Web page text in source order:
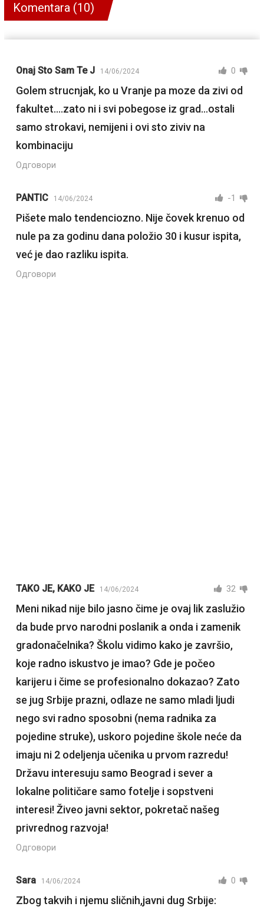
Komentara (10)
Onaj Sto Sam Te J 14/06/2024 0
Golem strucnjak, ko u Vranje pa moze da zivi od
fakultet….zato ni i svi pobegose iz grad…ostali
samo strokavi, nemijeni i ovi sto ziviv na
kombinaciju
Одговори
PANTIC 14/06/2024 -1
Pišete malo tendenciozno. Nije čovek krenuo od
nule pa za godinu dana položio 30 i kusur ispita,
već je dao razliku ispita.
Одговори
TAKO JE, KAKO JE 14/06/2024 32
Meni nikad nije bilo jasno čime je ovaj lik zaslužio
da bude prvo narodni poslanik a onda i zamenik
gradonačelnika? Školu vidimo kako je završio,
koje radno iskustvo je imao? Gde je počeo
karijeru i čime se profesionalno dokazao? Zato
se jug Srbije prazni, odlaze ne samo mladi ljudi
nego svi radno sposobni (nema radnika za
pojedine struke), uskoro pojedine škole neće da
imaju ni 2 odeljenja učenika u prvom razredu!
Državu interesuju samo Beograd i sever a
lokalne političare samo fotelje i sopstveni
interesi! Živeo javni sektor, pokretač našeg
privrednog razvoja!
Одговори
Sara 14/06/2024 0
Zbog takvih i njemu sličnih,javni dug Srbije: